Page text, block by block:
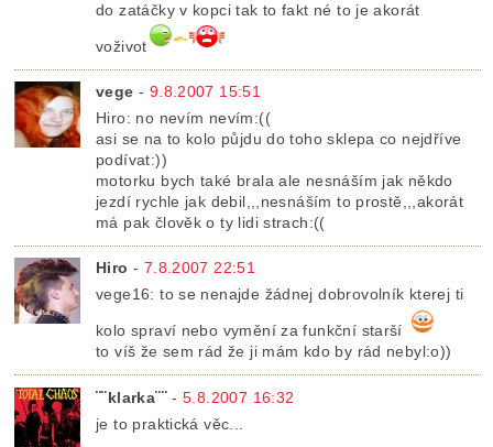
do zatáčky v kopci tak to fakt né to je akorát
voživot
vege - 9.8.2007 15:51
Hiro: no nevím nevím:((
asi se na to kolo půjdu do toho sklepa co nejdříve
podívat:))
motorku bych také brala ale nesnáším jak někdo
jezdí rychle jak debil,,,nesnáším to prostě,,,akorát
má pak člověk o ty lidi strach:((
Hiro - 7.8.2007 22:51
vege16: to se nenajde žádnej dobrovolník kterej ti
kolo spraví nebo vymění za funkční starší
to víš že sem rád že ji mám kdo by rád nebyl:o))
¨¨klarka¨¨-5.8.2007 16:32
je to praktická věc...